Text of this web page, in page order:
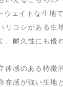
ェイトな生地
リコシがある生
、耐久性にも優
体感のある特徴
在感が強い生地